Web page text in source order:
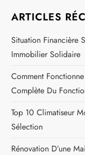
g
a
t
i
o
n
ARTICLES
Situation Financière
Immobilier Solidaire
Comment
Complète Du
Top 10 Climatiseur
Sélection
Rénovation D’une